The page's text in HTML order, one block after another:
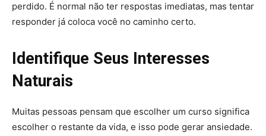
perdido. É normal não ter respostas imediatas, mas tentar
responder já coloca você no caminho certo.
Identifique Seus Interesses
Naturais
Muitas pessoas pensam que escolher um curso significa
escolher o restante da vida, e isso pode gerar ansiedade.